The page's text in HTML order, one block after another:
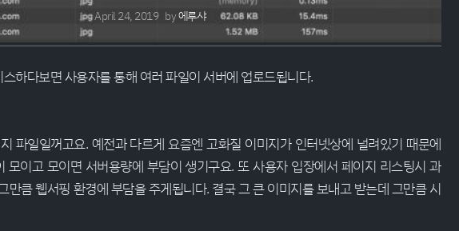
April 24, 2019 by에루샤
하다보면 사용자를 통해 여러 파일이 서버에 업로드됩니다.
파일일꺼고요. 예전과 다르게 요즘엔 고화질 이미지가 인터넷상에 널려있기 때문에
모이고 모이면 서버용량에 부담이 생기구요. 또 사용자 입장에서 페이지 리스팅시 과
만큼 웹서핑 환경에 부담을 주게됩니다. 결국 그 큰 이미지를 보내고 받는데 그만큼 시